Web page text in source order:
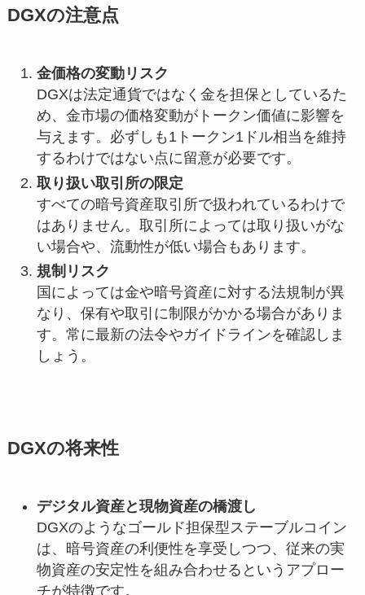
DGXの注意点
金価格の変動リスク
DGXは法定通貨ではなく金を担保としているた
め、金市場の価格変動がトークン価値に影響を
与えます。必ずしも1トークン1ドル相当を維持
するわけではない点に留意が必要です。
取り扱い取引所の限定
すべての暗号資産取引所で扱われているわけで
はありません。取引所によっては取り扱いがな
い場合や、流動性が低い場合もあります。
規制リスク
国によっては金や暗号資産に対する法規制が異
なり、保有や取引に制限がかかる場合がありま
す。常に最新の法令やガイドラインを確認しま
しょう。
DGXの将来性
デジタル資産と現物資産の橋渡し
DGXのようなゴールド担保型ステーブルコイン
は、暗号資産の利便性を享受しつつ、従来の実
物資産の安定性を組み合わせるというアプロー
チが特徴です。